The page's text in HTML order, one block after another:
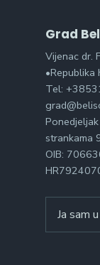
Grad
Vijenac dr.
•Republika
Tel:
strankama
OIB:
for: